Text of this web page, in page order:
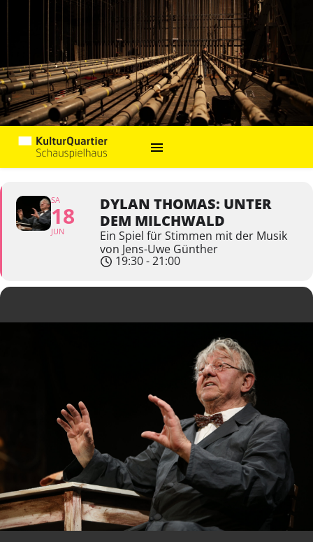
SA
18
JUN
DYLAN THOMAS: UNTER
DEM MILCHWALD
Ein Spiel für Stimmen mit der Musik
von Jens-Uwe Günther
19:30 - 21:00